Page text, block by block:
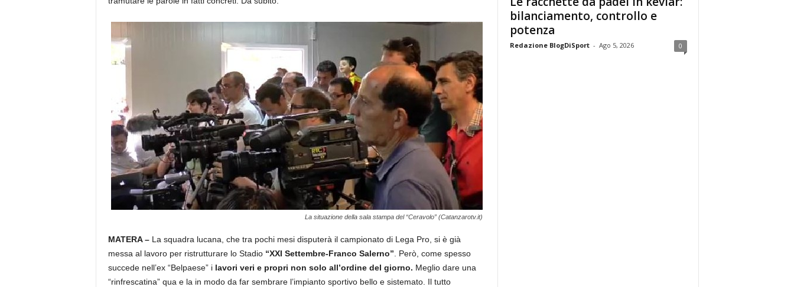
La situazione della sala stampa del “Ceravolo” (Catanzarotv.it)
MATERA –La squadra lucana, che tra pochi mesi disputerà il campionato di Lega Pro, si è già
messa al lavoro per ristrutturare lo Stadio“XXI Settembre-Franco Salerno” . Però, come spesso
succede nell’ex “Belpaese” i lavori veri e propri non solo all’ordine del giorno. Meglio dare una
“rinfrescatina” qua e la in modo da far sembrare l’impianto sportivo bello e sistemato. Il tutto
bilanciamento, controllo e
potenza
Redazione BlogDiSport - Ago 5, 2026 0